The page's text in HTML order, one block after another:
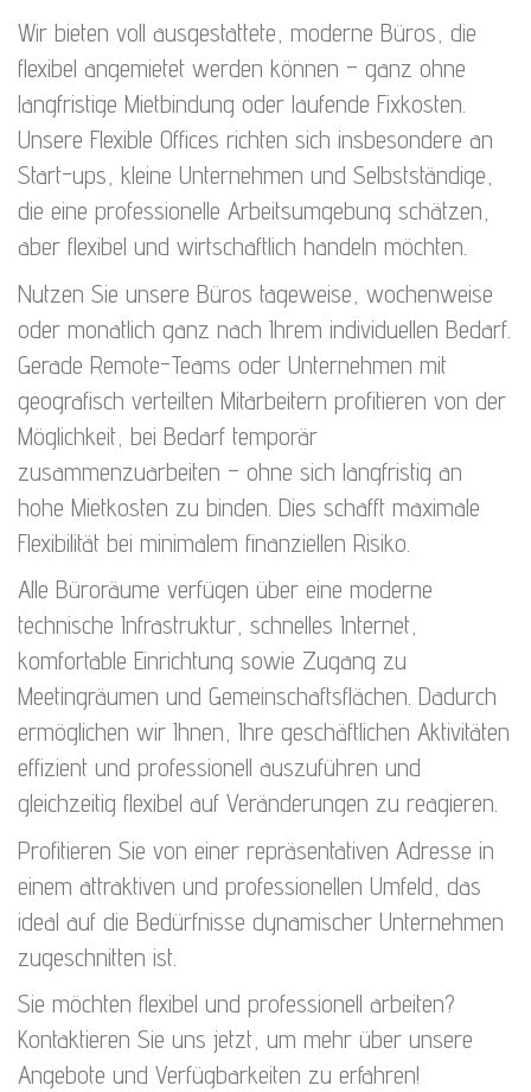
Wir bieten voll ausgestattete, moderne Büros, die
flexibel angemietet werden können – ganz ohne
langfristige Mietbindung oder laufende Fixkosten.
Unsere Flexible Offices richten sich insbesondere an
Start-ups, kleine Unternehmen und Selbstständige,
die eine professionelle Arbeitsumgebung schätzen,
aber flexibel und wirtschaftlich handeln möchten.
Nutzen Sie unsere Büros tageweise, wochenweise
oder monatlich ganz nach Ihrem individuellen Bedarf.
Gerade Remote-Teams oder Unternehmen mit
geografisch verteilten Mitarbeitern profitieren von der
Möglichkeit, bei Bedarf temporär
zusammenzuarbeiten – ohne sich langfristig an
hohe Mietkosten zu binden. Dies schafft maximale
Flexibilität bei minimalem finanziellen Risiko.
Alle Büroräume verfügen über eine moderne
technische Infrastruktur, schnelles Internet,
komfortable Einrichtung sowie Zugang zu
Meetingräumen und Gemeinschaftsflächen. Dadurch
ermöglichen wir Ihnen, Ihre geschäftlichen Aktivitäten
effizient und professionell auszuführen und
gleichzeitig flexibel auf Veränderungen zu reagieren.
Profitieren Sie von einer repräsentativen Adresse in
einem attraktiven und professionellen Umfeld, das
ideal auf die Bedürfnisse dynamischer Unternehmen
zugeschnitten ist.
Sie möchten flexibel und professionell arbeiten?
Kontaktieren Sie uns jetzt, um mehr über unsere
Angebote und Verfügbarkeiten zu erfahren!